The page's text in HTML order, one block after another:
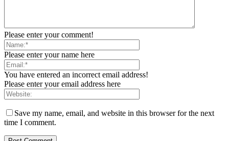
Please enter your comment!
Please enter your name here
You have entered an incorrect email address!
Please enter your email address here
Save my name, email, and website in this browser for the next
time I comment.